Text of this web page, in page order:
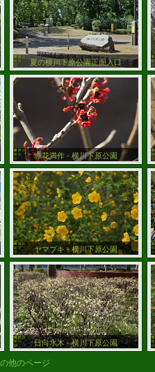
夏の横川下原公園正面入口
赤花満作 - 横川下原公園
ヤマブキ - 横川下原公園
日向水木 - 横川下原公園
他のページ